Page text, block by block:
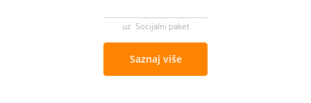
uz Socijalni paket
Saznaj više